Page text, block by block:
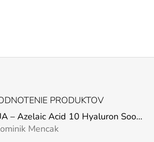
PRODUKTOV
ANUA – Azelaic Acid 10 Hyaluron Soothing Serum – 30 ml
produktu je 5 z 5 hviezdičiek.
Mencak